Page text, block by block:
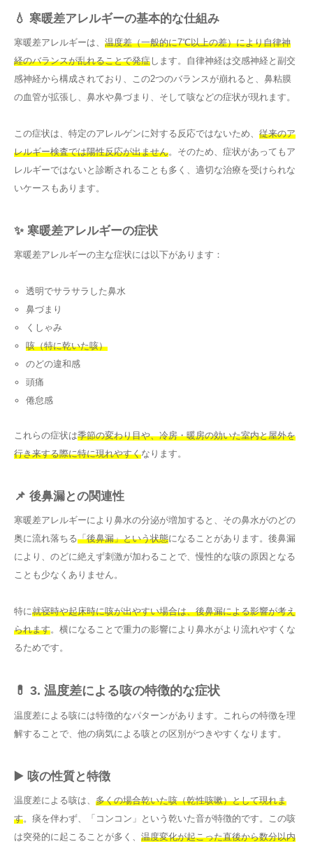
💧 寒暖差アレルギーの基本的な仕組み
寒暖差アレルギーは、 温度差（一般的に7℃以上の差）により自律神
経のバランスが乱れることで発症 します。自律神経は交感神経と副交
感神経から構成されており、この2つのバランスが崩れると、鼻粘膜
の血管が拡張し、鼻水や鼻づまり、そして咳などの症状が現れます。
この症状は、特定のアレルゲンに対する反応ではないため、 従来のア
レルギー検査では陽性反応が出ません。そのため、症状があってもア
レルギーではないと診断されることも多く、適切な治療を受けられな
いケースもあります。
✨ 寒暖差アレルギーの症状
寒暖差アレルギーの主な症状には以下があります：
透明でサラサラした鼻水
鼻づまり
くしゃみ
咳（特に乾いた咳）
のどの違和感
頭痛
倦怠感
これらの症状は季節の変わり目や、冷房・暖房の効いた室内と屋外を
行き来する際に特に現れやすくなります。
📌 後鼻漏との関連性
寒暖差アレルギーにより鼻水の分泌が増加すると、その鼻水がのどの
奥に流れ落ちる「後鼻漏」という状態になることがあります。後鼻漏
により、のどに絶えず刺激が加わることで、慢性的な咳の原因となる
ことも少なくありません。
特に就寝時や起床時に咳が出やすい場合は、後鼻漏による影響が考え
られます。横になることで重力の影響により鼻水がより流れやすくな
るためです。
💊 3. 温度差による咳の特徴的な症状
温度差による咳には特徴的なパターンがあります。これらの特徴を理
解することで、他の病気による咳との区別がつきやすくなります。
▶️ 咳の性質と特徴
温度差による咳は、 多くの場合乾いた咳（乾性咳嗽）として現れま
す。痰を伴わず、「コンコン」という乾いた音が特徴的です。この咳
は突発的に起こることが多く、 温度変化が起こった直後から数分以内